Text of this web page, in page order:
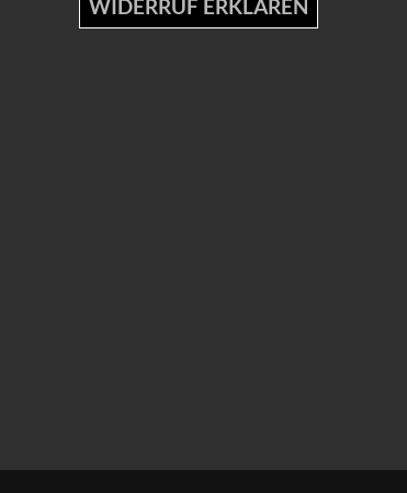
WIDERRUF ERKLÄREN